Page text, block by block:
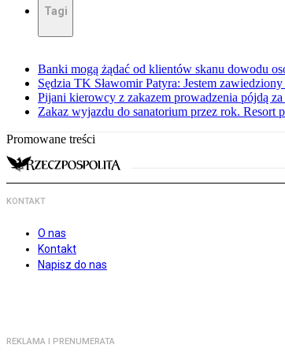
Tagi
Banki mogą żądać od klientów skanu dowodu
Sędzia TK Sławomir Patyra: Jestem
Pijani kierowcy z zakazem prowadzenia pójdą
Zakaz wyjazdu do sanatorium przez rok. Resort
Promowane treści
KONTAKT
O nas
Kontakt
Napisz do nas
REKLAMA I PRENUMERATA